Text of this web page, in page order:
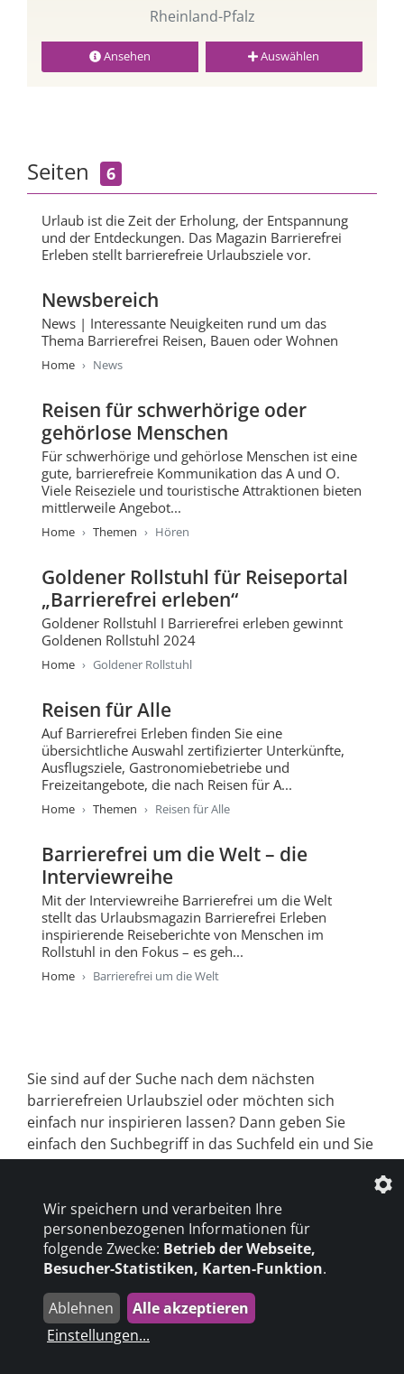
Rheinland-Pfalz
Ansehen Auswählen
Seiten 6
Urlaub ist die Zeit der Erholung, der Entspannung
und der Entdeckungen. Das Magazin Barrierefrei
Erleben stellt barrierefreie Urlaubsziele vor.
Newsbereich
News | Interessante Neuigkeiten rund um das
Thema Barrierefrei Reisen, Bauen oder Wohnen
Home News
Reisen für schwerhörige oder
gehörlose Menschen
Für schwerhörige und gehörlose Menschen ist eine
gute, barrierefreie Kommunikation das A und O.
Viele Reiseziele und touristische Attraktionen bieten
mittlerweile Angebot...
Home Themen Hören
Goldener Rollstuhl für Reiseportal
„Barrierefrei erleben“
Goldener Rollstuhl I Barrierefrei erleben gewinnt
Goldenen Rollstuhl 2024
Home Goldener Rollstuhl
Reisen für Alle
Auf Barrierefrei Erleben finden Sie eine
übersichtliche Auswahl zertifizierter Unterkünfte,
Ausflugsziele, Gastronomiebetriebe und
Freizeitangebote, die nach Reisen für A...
Home Themen Reisen für Alle
Barrierefrei um die Welt – die
Interviewreihe
Mit der Interviewreihe Barrierefrei um die Welt
stellt das Urlaubsmagazin Barrierefrei Erleben
inspirierende Reiseberichte von Menschen im
Rollstuhl in den Fokus – es geh...
Home Barrierefrei um die Welt
Sie sind auf der Suche nach dem nächsten
barrierefreien Urlaubsziel oder möchten sich
einfach nur inspirieren lassen? Dann geben Sie
einfach den Suchbegriff in das Suchfeld ein und Sie
erhalten das passende Suchergebniss für Ihre
© 2026 Barrierefrei erleben
Datenschutzeinstellungen
Wir speichern und verarbeiten Ihre
personenbezogenen Informationen für
folgende Zwecke: Betrieb der Webseite,
Besucher-Statistiken, Karten-Funktion.
Ablehnen
Alle akzeptieren
Einstellungen...